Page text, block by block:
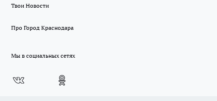
Твои Новости
Про Город Краснодара
Мы в социальных сетях